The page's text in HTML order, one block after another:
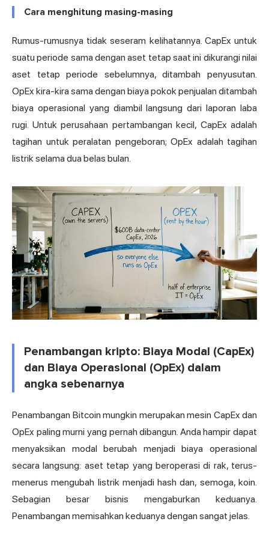
Cara menghitung masing-masing
Rumus-rumusnya tidak seseram kelihatannya. CapEx untuk
suatu periode sama dengan aset tetap saat ini dikurangi nilai
aset tetap periode sebelumnya, ditambah penyusutan.
OpEx kira-kira sama dengan biaya pokok penjualan ditambah
biaya operasional yang diambil langsung dari laporan laba
rugi. Untuk perusahaan pertambangan kecil, CapEx adalah
tagihan untuk peralatan pengeboran; OpEx adalah tagihan
listrik selama dua belas bulan.
Penambangan kripto: Biaya Modal (CapEx)
dan Biaya Operasional (OpEx) dalam
angka sebenarnya
Penambangan Bitcoin mungkin merupakan mesin CapEx dan
OpEx paling murni yang pernah dibangun. Anda hampir dapat
menyaksikan modal berubah menjadi biaya operasional
secara langsung: aset tetap yang beroperasi di rak, terus-
menerus mengubah listrik menjadi hash dan, semoga, koin.
Sebagian besar bisnis mengaburkan keduanya.
Penambangan memisahkan keduanya dengan sangat jelas.